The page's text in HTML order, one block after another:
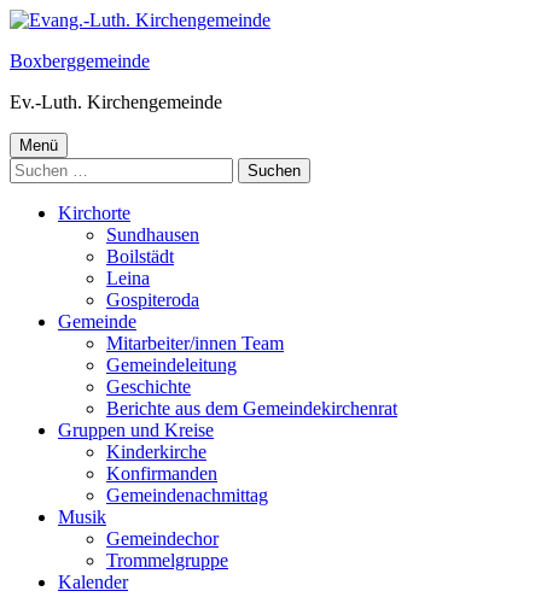
Springe
Inhalt
Boxberggemeinde
Ev.-Luth. Kirchengemeinde
Primäres
Menü
Menü
Suchen
nach:
Kirchorte
Sundhausen
Boilstädt
Leina
Gospiteroda
Gemeinde
Mitarbeiter/innen Team
Gemeindeleitung
Geschichte
Berichte aus dem Gemeindekirchenrat
Gruppen und Kreise
Kinderkirche
Konfirmanden
Gemeindenachmittag
Musik
Gemeindechor
Trommelgruppe
Kalender